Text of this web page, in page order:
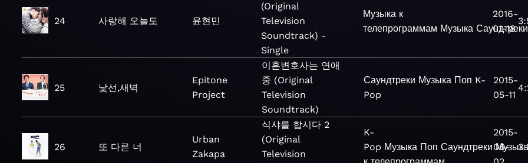
24 사랑해 오늘도 윤현민
(Original
Television
Soundtrack) -
Single
Музыка к
телепрограммам Музыка Саундтреки
2016-
01-18
25 낯선,새벽
Epitone
Project
이혼변호사는 연애
중 (Original
Television
Soundtrack)
Саундтреки Музыка Поп K-
Pop
2015-
05-11
26 또 다른 너
Urban
Zakapa
식샤를 합시다 2
(Original
Television
K-
Pop Музыка Поп Саундтреки Музыка
2015-
06-